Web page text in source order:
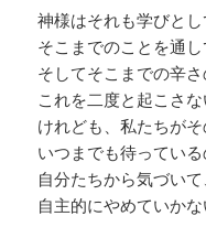
神様はそれも学びとし
そこまでのことを通
そしてそこまでの辛さ
これを二度と起こさ
けれども、私たちが
いつまでも待っている
自分たちから気づいて
自主的にやめていかな